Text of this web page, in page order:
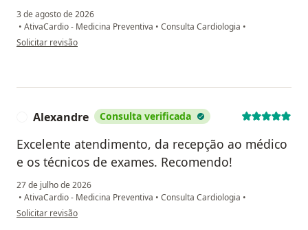
3 de agosto de 2026
• AtivaCardio - Medicina Preventiva • Consulta Cardiologia •
na opinião do utilizador Paulo
Solicitar revisão
Alexandre Consulta verificada
Excelente atendimento, da recepção ao médico
e os técnicos de exames. Recomendo!
27 de julho de 2026
• AtivaCardio - Medicina Preventiva • Consulta Cardiologia •
na opinião do utilizador Alexandre
Solicitar revisão